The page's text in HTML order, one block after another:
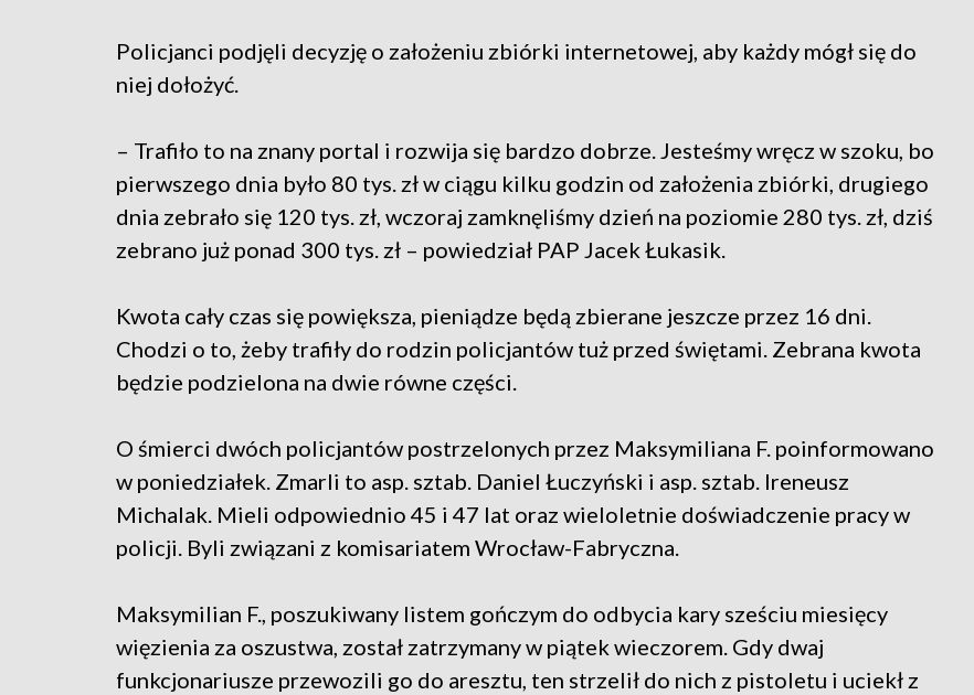
Policjanci podjęli decyzję o założeniu zbiórki internetowej, aby każdy mógł się do
niej dołożyć.
– Trafiło to na znany portal i rozwija się bardzo dobrze. Jesteśmy wręcz w szoku, bo
pierwszego dnia było 80 tys. zł w ciągu kilku godzin od założenia zbiórki, drugiego
dnia zebrało się 120 tys. zł, wczoraj zamknęliśmy dzień na poziomie 280 tys. zł, dziś
zebrano już ponad 300 tys. zł – powiedział PAP Jacek Łukasik.
Kwota cały czas się powiększa, pieniądze będą zbierane jeszcze przez 16 dni.
Chodzi o to, żeby trafiły do rodzin policjantów tuż przed świętami. Zebrana kwota
będzie podzielona na dwie równe części.
O śmierci dwóch policjantów postrzelonych przez Maksymiliana F. poinformowano
w poniedziałek. Zmarli to asp. sztab. Daniel Łuczyński i asp. sztab. Ireneusz
Michalak. Mieli odpowiednio 45 i 47 lat oraz wieloletnie doświadczenie pracy w
policji. Byli związani z komisariatem Wrocław-Fabryczna.
Maksymilian F., poszukiwany listem gończym do odbycia kary sześciu miesięcy
więzienia za oszustwa, został zatrzymany w piątek wieczorem. Gdy dwaj
funkcjonariusze przewozili go do aresztu, ten strzelił do nich z pistoletu i uciekł z